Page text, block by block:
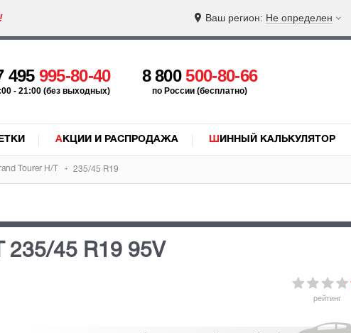
Ваш регион: Не определен
495 995-80-40
- 21:00 (без выходных)
8 800500-80-66
по России (бесплатно)
АКЦИИ И РАСПРОДАЖА ШИННЫЙ КАЛЬКУЛЯТОР
Tourer H/T 235/45 R19
235/45 R19 95V
рейтинг